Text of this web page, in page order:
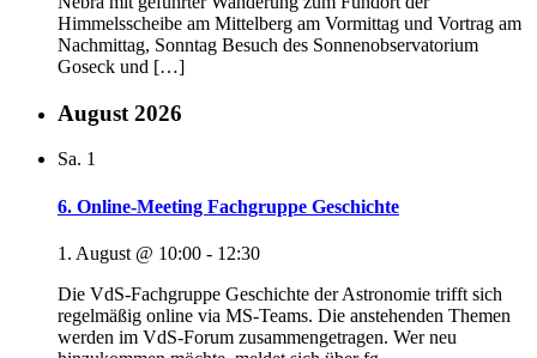
Himmelsscheibe am Mittelberg am Vormittag und Vortrag am
Nachmittag, Sonntag Besuch des Sonnenobservatorium
Goseck und […]
August 2026
Sa. 1
6. Online-Meeting Fachgruppe Geschichte
1. August @ 10:00 - 12:30
Die VdS-Fachgruppe Geschichte der Astronomie trifft sich
regelmäßig online via MS-Teams. Die anstehenden Themen
werden im VdS-Forum zusammengetragen. Wer neu